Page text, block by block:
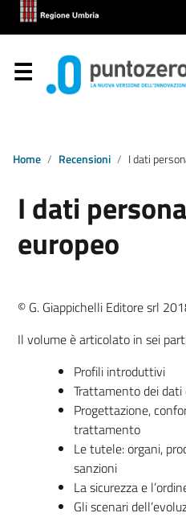
Chi Siamo
Servizi
News
Ricerca IP
Link
Home Recensioni I dati
I dati
europeo
© G. Giappichelli Editore srl
Il volume è articolato in sei
Profili introduttivi
Trattamento dei
Progettazione,
trattamento
Le tutele: organi,
sanzioni
La sicurezza e
Gli scenari